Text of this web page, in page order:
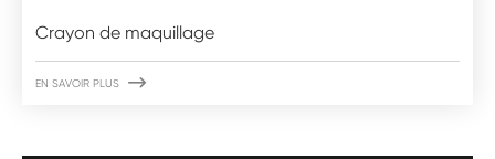
Crayon de maquillage
EN SAVOIR PLUS 